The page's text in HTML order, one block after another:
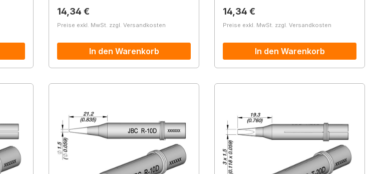
Regulärer Preis:
14,34 €
Preise exkl. MwSt. zzgl. Versandkosten
In den Warenkorb
Regulärer Preis:
14,34 €
Preise exkl. MwSt. zzgl. Versandkosten
In den Warenkorb